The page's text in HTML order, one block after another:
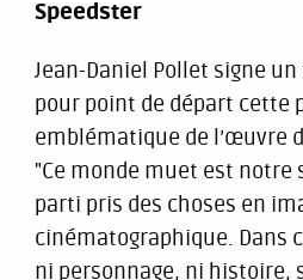
Speedster
Jean-Daniel Pollet signe
pour point de départ cette
emblématique de l’œuvre
"Ce monde muet est notre
parti pris des choses en
cinématographique. Dans
ni personnage, ni histoire,